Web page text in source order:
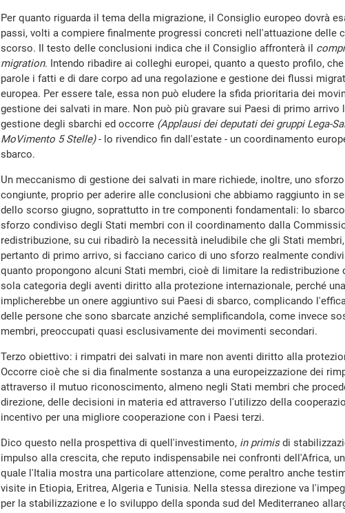
Per quanto riguarda il tema della migrazione, il Consiglio europeo dovrà
passi, volti a compiere finalmente progressi concreti nell'attuazione delle
scorso. Il testo delle conclusioni indica che il Consiglio affronterà il
migration. Intendo ribadire ai colleghi europei, quanto a questo profilo,
parole i fatti e di dare corpo ad una regolazione e gestione dei flussi
europea. Per essere tale, essa non può eludere la sfida prioritaria dei
gestione dei salvati in mare. Non può più gravare sui Paesi di primo arrivo
gestione degli sbarchi ed occorre (Applausi dei deputati dei gruppi Lega-
MoVimento 5 Stelle)- lo rivendico fin dall'estate - un coordinamento
sbarco.
Un meccanismo di gestione dei salvati in mare richiede, inoltre, uno
congiunte, proprio per aderire alle conclusioni che abbiamo raggiunto in
dello scorso giugno, soprattutto in tre componenti fondamentali: lo
sforzo condiviso degli Stati membri con il coordinamento dalla
redistribuzione, su cui ribadirò la necessità ineludibile che gli Stati
pertanto di primo arrivo, si facciano carico di uno sforzo realmente
quanto propongono alcuni Stati membri, cioè di limitare la redistribuzione
sola categoria degli aventi diritto alla protezione internazionale, perché
implicherebbe un onere aggiuntivo sui Paesi di sbarco, complicando
delle persone che sono sbarcate anziché semplificandola, come invece
membri, preoccupati quasi esclusivamente dei movimenti secondari.
Terzo obiettivo: i rimpatri dei salvati in mare non aventi diritto alla
Occorre cioè che si dia finalmente sostanza a una europeizzazione dei
attraverso il mutuo riconoscimento, almeno negli Stati membri che
direzione, delle decisioni in materia ed attraverso l'utilizzo della
incentivo per una migliore cooperazione con i Paesi terzi.
Dico questo nella prospettiva di quell'investimento, in primisdi
impulso alla crescita, che reputo indispensabile nei confronti dell'Africa,
quale l'Italia mostra una particolare attenzione, come peraltro anche
visite in Etiopia, Eritrea, Algeria e Tunisia. Nella stessa direzione va
per la stabilizzazione e lo sviluppo della sponda sud del Mediterraneo